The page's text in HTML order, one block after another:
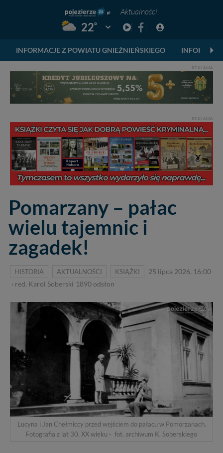
Aktualności
22° Pogoda: Gniezno
INFORMACJE Z POWIATU GNIEŹNIEŃSKIEGO
REKLAMA
REKLAMA
Pomarzany – pałac
wielu tajemnic i
zagadek!
HISTORIA AKTUALNOŚCI KSIĄŻKI
25 lipca 2026, 16:00
› red. Karol Soberski 1890 odsłon
Lucyna i Jan Chełmiccy przed wejściem do pałacu w Pomorzanach.
Fotografia z lat 30. XX wieku - fot. archiwum K. Soberskiego